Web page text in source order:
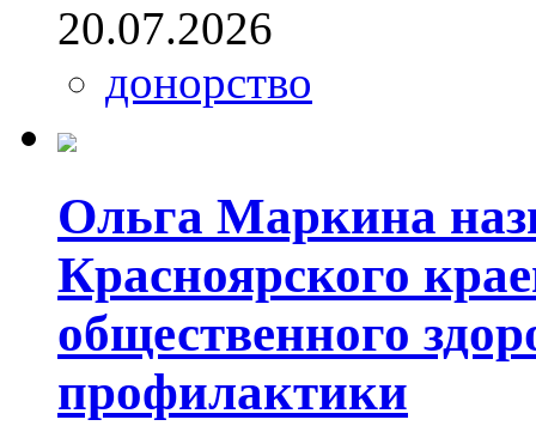
20.07.2026
донорство
Ольга Маркина
Красноярского
общественного
профилактики